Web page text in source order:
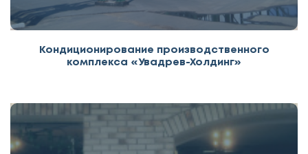
Кондиционирование производственного
комплекса «Увадрев-Холдинг»